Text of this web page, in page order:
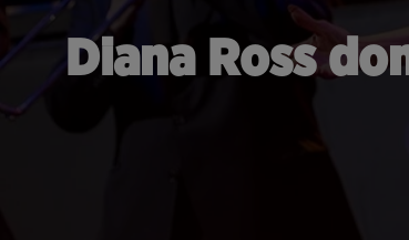
Diana Ross